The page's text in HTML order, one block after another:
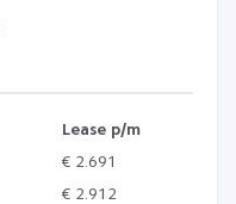
Lease p/m
€ 2.691
€ 2.912